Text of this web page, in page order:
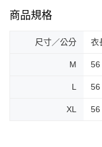
商品規格
尺寸／公分
M
L
XL